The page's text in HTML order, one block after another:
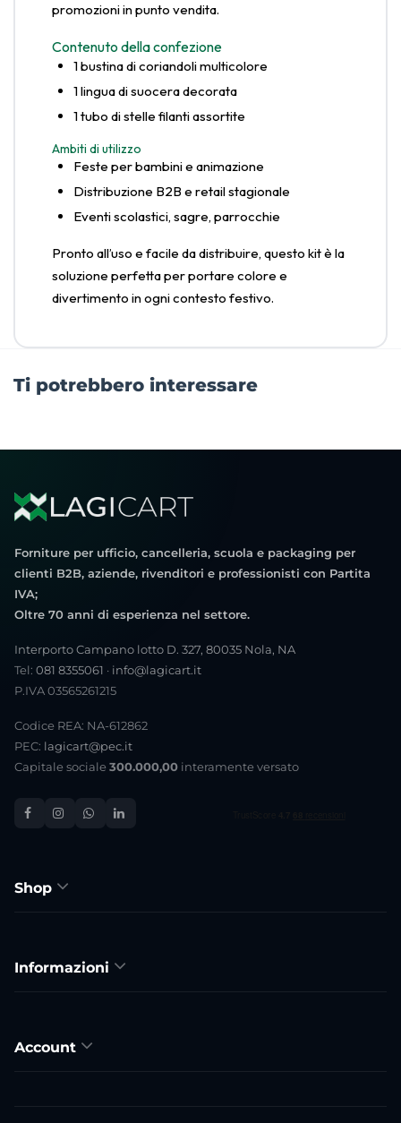
promozioni in punto vendita.
Contenuto della confezione
1 bustina di coriandoli multicolore
1 lingua di suocera decorata
1 tubo di stelle filanti assortite
Ambiti di utilizzo
Feste per bambini e animazione
Distribuzione B2B e retail stagionale
Eventi scolastici, sagre, parrocchie
Pronto all’uso e facile da distribuire, questo kit è la
soluzione perfetta per portare colore e
divertimento in ogni contesto festivo.
Ti potrebbero interessare
Forniture per ufficio, cancelleria, scuola e packaging per
clienti B2B, aziende, rivenditori e professionisti con Partita
IVA;
Oltre 70 anni di esperienza nel settore.
Interporto Campano lotto D. 327, 80035 Nola, NA
Tel: 081 8355061 · info@lagicart.it
P.IVA 03565261215
Codice REA: NA-612862
PEC: lagicart@pec.it
Capitale sociale 300.000,00 interamente versato
Shop
Informazioni
Account